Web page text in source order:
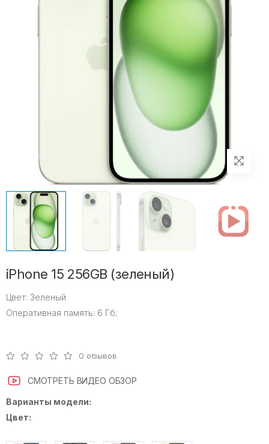
iPhone 15 256GB (зеленый)
Цвет: Зеленый
Оперативная память: 6 Гб;
0 отзывов
СМОТРЕТЬ ВИДЕО ОБЗОР
Варианты модели:
Цвет: